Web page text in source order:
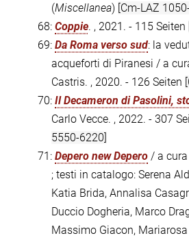
(Miscellanea) [Cm-LAZ
68: Coppie. , 2021. - 115 Seiten
69: Da Roma verso sud: la
acqueforti di Piranesi / a
Castris. , 2020. - 126 Seiten
70: Il Decameron di Pasolini,
Carlo Vecce. , 2022. - 307
5550-6220]
71: Depero new Depero / a
; testi in catalogo: Serena
Katia Brida, Annalisa
Duccio Dogheria, Marco
Massimo Giacon,